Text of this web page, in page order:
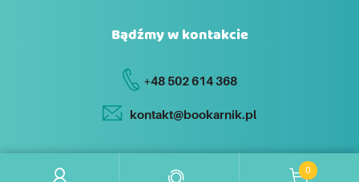
Bądźmy w kontakcie
+48 502 614 368
kontakt@bookarnik.pl
0